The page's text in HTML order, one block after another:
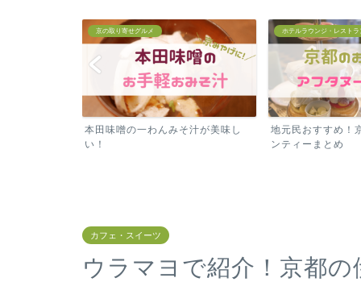
ホテルラウンジ・レストラン
地元民おすすめ！京都のアフタヌー
ンティーまとめ
京の取り寄せグルメ
京都・吉祥菓寮の
産に！賞味期限が
カフェ・スイーツ
ウラマヨで紹介！京都